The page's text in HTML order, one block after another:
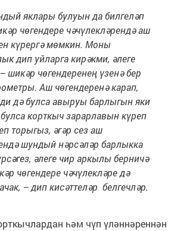
яклары булуын да билгеләп
чөгендере чәч­үлекләрендә аш
күрергә мөм­кин. Моны
дип уйларга ки­рәкми, әлеге
шикәр чө­гендеренең үзенә бер
Аш чөгендеренә карап,
дә булса авыруы барлыгын яки
корткыч зарарлавын күреп
торыгыз, әгәр сез аш
шундый нәрсәләр барлыкка
әлеге чир аркылы берничә
чөгендере чәчүлекләре дә
– дип кисәттеләр белгечләр.
һәм чүп үләннә­реннән